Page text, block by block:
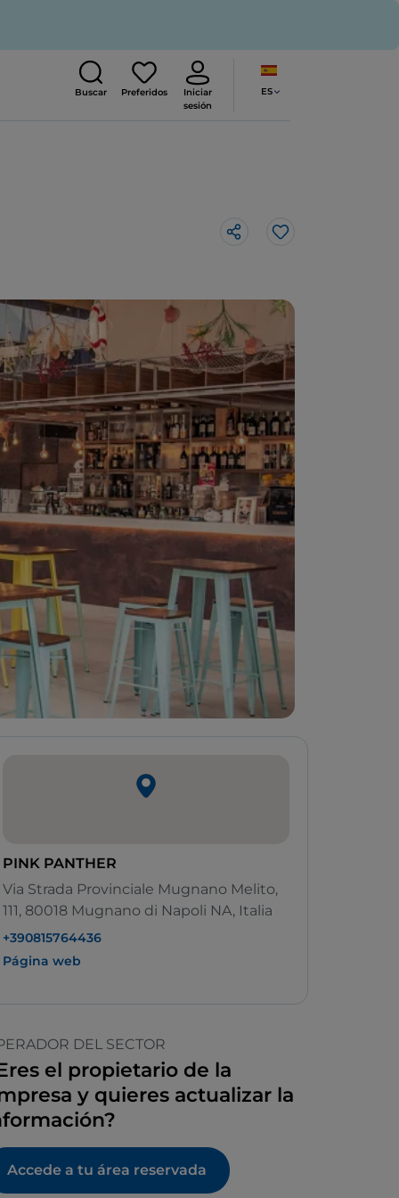
Buscar Preferidos
Iniciar
sesión
ES
Me gusta
PINK PANTHER
Via Strada Provinciale Mugnano Melito,
111, 80018 Mugnano di Napoli NA, Italia
+390815764436
Página web
DEL SECTOR
el propietario de la
y quieres actualizar la
Accede a tu área reservada